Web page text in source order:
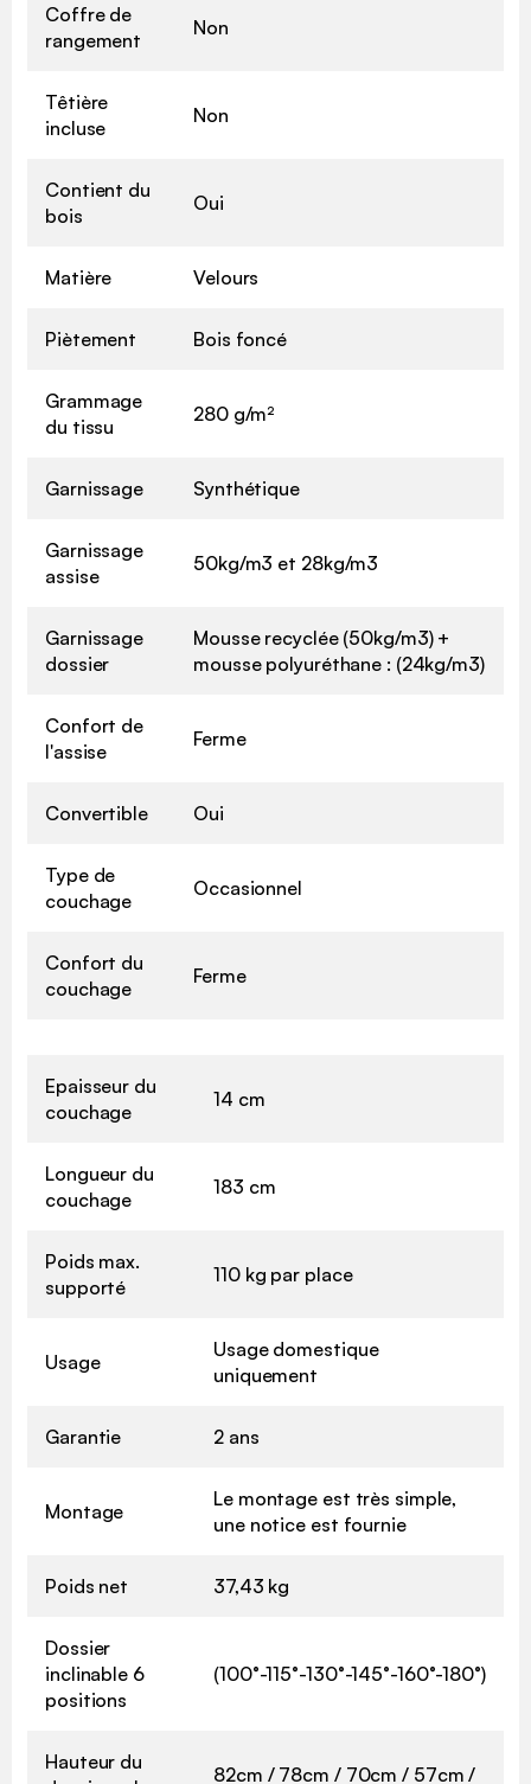
Coffre de
rangement
Non
Têtière
incluse
Non
Contient du
bois
Oui
Matière Velours
Piètement Bois foncé
Grammage
du tissu
280 g/m²
Garnissage Synthétique
Garnissage
assise
50kg/m3 et 28kg/m3
Garnissage
dossier
Mousse recyclée (50kg/m3) +
mousse polyuréthane : (24kg/m3)
Confort de
l'assise
Ferme
Convertible Oui
Type de
couchage
Occasionnel
Confort du
couchage
Ferme
Epaisseur du
couchage
14 cm
Longueur du
couchage
183 cm
Poids max.
supporté
110 kg par place
Usage
Usage domestique
uniquement
Garantie 2 ans
Montage
Le montage est très simple,
une notice est fournie
Poids net 37,43 kg
Dossier
inclinable 6
positions
(100°-115°-130°-145°-160°-180°)
Hauteur du
82cm / 78cm / 70cm / 57cm /